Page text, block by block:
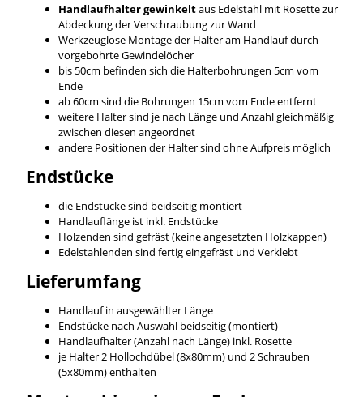
Handlaufhalter gewinkeltaus Edelstahl mit Rosette zur
Abdeckung der Verschraubung zur Wand
Werkzeuglose Montage der Halter am Handlauf durch
vorgebohrte Gewindelöcher
bis 50cm befinden sich die Halterbohrungen 5cm vom
Ende
ab 60cm sind die Bohrungen 15cm vom Ende entfernt
weitere Halter sind je nach Länge und Anzahl gleichmäßig
zwischen diesen angeordnet
andere Positionen der Halter sind ohne Aufpreis möglich
Endstücke
die Endstücke sind beidseitig montiert
Handlauflänge ist inkl. Endstücke
Holzenden sind gefräst (keine angesetzten Holzkappen)
Edelstahlenden sind fertig eingefräst und Verklebt
Lieferumfang
Handlauf in ausgewählter Länge
Endstücke nach Auswahl beidseitig (montiert)
Handlaufhalter (Anzahl nach Länge) inkl. Rosette
je Halter 2 Hollochdübel (8x80mm) und 2 Schrauben
(5x80mm) enthalten